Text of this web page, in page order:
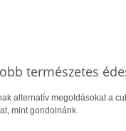
természetes
alternatív megoldásokat a
mint gondolnánk.